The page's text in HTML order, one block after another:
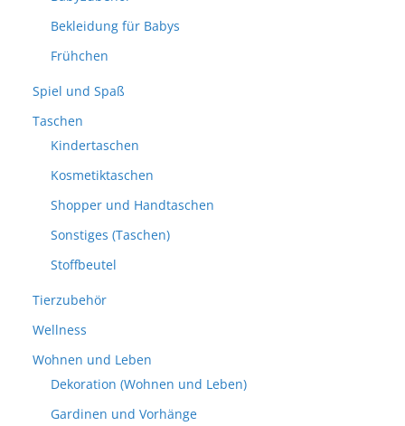
Bekleidung für Babys
Frühchen
Spiel und Spaß
Taschen
Kindertaschen
Kosmetiktaschen
Shopper und Handtaschen
Sonstiges (Taschen)
Stoffbeutel
Tierzubehör
Wellness
Wohnen und Leben
Dekoration (Wohnen und Leben)
Gardinen und Vorhänge